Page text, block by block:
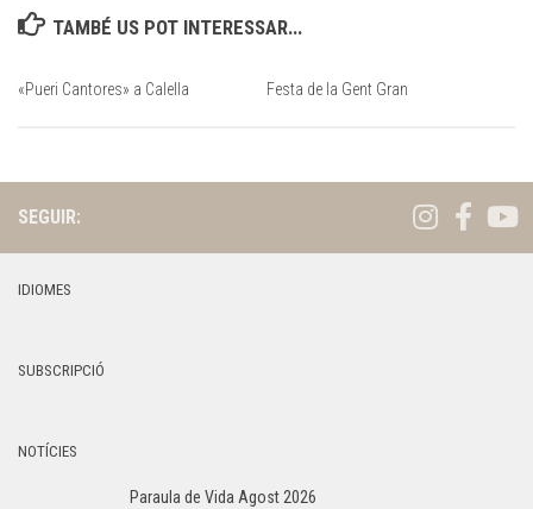
TAMBÉ US POT INTERESSAR...
«Pueri Cantores» a Calella Festa de la Gent Gran
SEGUIR:
IDIOMES
SUBSCRIPCIÓ
NOTÍCIES
Paraula de Vida Agost 2026